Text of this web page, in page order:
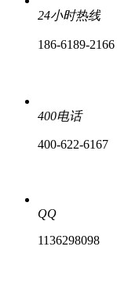
24小时热线
186-6189-
400电话
400-622-6167
QQ
1136298098